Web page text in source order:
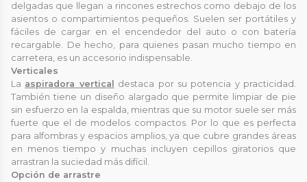
delgadas que llegan a rincones estrechos como debajo de los
asientos o compartimientos pequeños. Suelen ser portátiles y
fáciles de cargar en el encendedor del auto o con batería
recargable. De hecho, para quienes pasan mucho tiempo en
carretera, es un accesorio indispensable.
Verticales
La aspiradora vertical
destaca por su potencia y practicidad.
También tiene un diseño alargado que permite limpiar de pie
sin esfuerzo en la espalda, mientras que su motor suele ser más
fuerte que el de modelos compactos. Por lo que es perfecta
para alfombras y espacios amplios, ya que cubre grandes áreas
en menos tiempo y muchas incluyen cepillos giratorios que
arrastran la suciedad más difícil.
Opción de arrastre